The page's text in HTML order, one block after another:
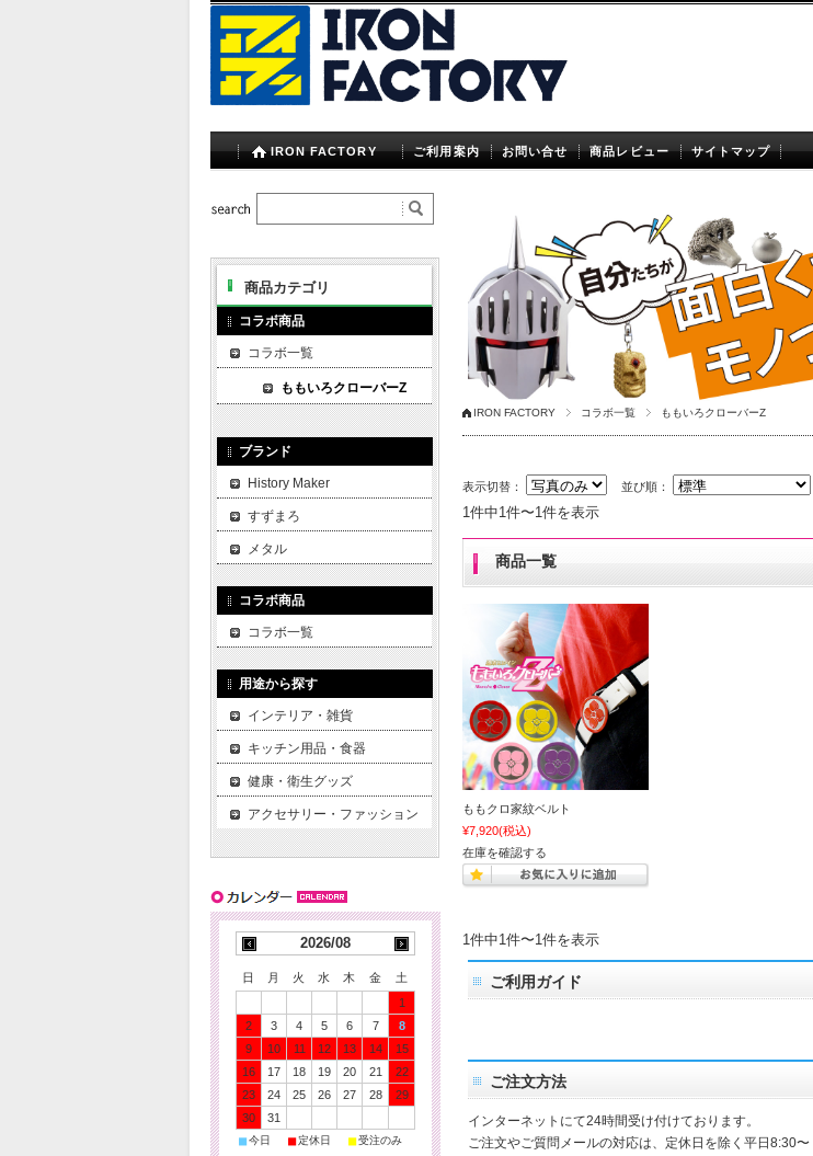
IRON FACTORY ご利用案内 お問い合せ 商品レビュー サイトマップ
IRON FACTORY コラボ一覧 ももいろクローバーZ
表示切替： 並び順：
1件中1件〜1件を表示
商品一覧
ももクロ家紋ベルト
¥7,920(税込)
在庫を確認する
1件中1件〜1件を表示
ご利用ガイド
ご注文方法
インターネットにて24時間受け付けております。
ご注文やご質問メールの対応は、定休日を除く平日8:30〜
商品カテゴリ
コラボ商品
コラボ一覧
ももいろクローバーZ
ブランド
History Maker
すずまろ
メタル
コラボ商品
コラボ一覧
用途から探す
インテリア・雑貨
キッチン用品・食器
健康・衛生グッズ
アクセサリー・ファッション
2026/08
日 月 火 水 木 金
土
1
2
3 4 5 6 7
8
9
10 11 12 13 14
15
16
17 18 19 20 21
22
23
24 25 26 27 28
29
30
31
■ 今日 ■ 定休日 ■ 受注のみ